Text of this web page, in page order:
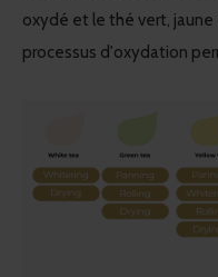
oxydé et le thé vert, jaune
processus d'oxydation